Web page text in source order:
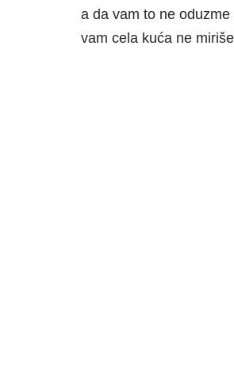
a da vam to ne
vam cela kuća ne